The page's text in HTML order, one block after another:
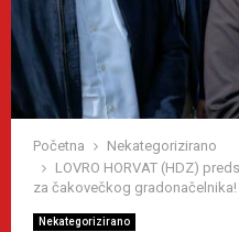
Početna
Nekategorizirano
LOVRO HORVAT (HDZ)
za čakovečkog gradonačelnika!
Nekategorizirano